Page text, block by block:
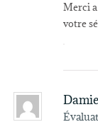
Merci
votre